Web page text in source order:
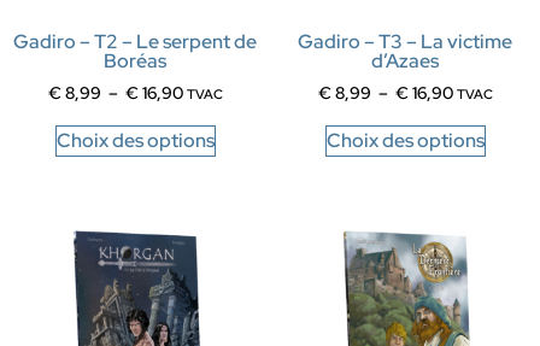
Gadiro – T2 – Le serpent de
Boréas
€8,99 – €16,90 TVAC
Choix des options
Gadiro – T3 – La victime
d’Azaes
€8,99 – €16,90 TVAC
Choix des options